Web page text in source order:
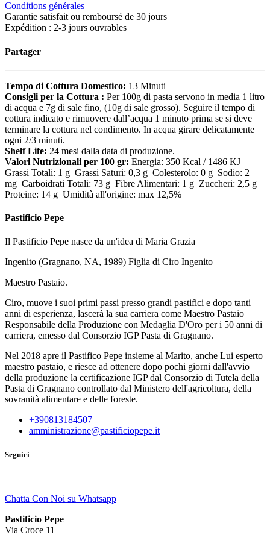
Conditions générales
Garantie satisfait ou remboursé de 30 jours
Expédition : 2-3 jours ouvrables
Partager
Tempo di Cottura Domestico: 13 Minuti
Consigli per la Cottura : Per 100g di pasta servono in media 1 litro
di acqua e 7g di sale fino, (10g di sale grosso). Seguire il tempo di
cottura indicato e rimuovere dall’acqua 1 minuto prima se si deve
terminare la cottura nel condimento. In acqua girare delicatamente
ogni 2/3 minuti.
Shelf Life: 24 mesi dalla data di produzione.
Valori Nutrizionali per 100 gr: Energia: 350 Kcal / 1486 KJ
Grassi Totali: 1 g Grassi Saturi: 0,3 g Colesterolo: 0 g Sodio: 2
mg Carboidrati Totali: 73 g Fibre Alimentari: 1 g Zuccheri: 2,5 g
Proteine: 14 g Umidità all'origine: max 12,5%
Pastificio Pepe
Il Pastificio Pepe nasce da un'idea di Maria Grazia
Ingenito (Gragnano, NA, 1989) Figlia di Ciro Ingenito
Maestro Pastaio.
Ciro, muove i suoi primi passi presso grandi pastifici e dopo tanti
anni di esperienza, lascerà la sua carriera come Maestro Pastaio
Responsabile della Produzione con Medaglia D'Oro per i 50 anni di
carriera, emesso dal Consorzio IGP Pasta di Gragnano.
Nel 2018 apre il Pastifico Pepe insieme al Marito, anche Lui esperto
maestro pastaio, e riesce ad ottenere dopo pochi giorni dall'avvio
della produzione la certificazione IGP dal Consorzio di Tutela della
Pasta di Gragnano controllato dal Ministero dell'agricoltura, della
sovranità alimentare e delle foreste.
+390813184507
amministrazione@pastificiopepe.it
Seguici
Chatta Con Noi su Whatsapp
Pastificio Pepe
Via Croce 11